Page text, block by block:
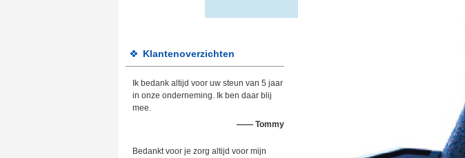
Klantenoverzichten
Ik bedank altijd voor uw steun van 5 jaar
in onze onderneming. Ik ben daar blij
mee.
—— Tommy
Bedankt voor je zorg altijd voor mijn